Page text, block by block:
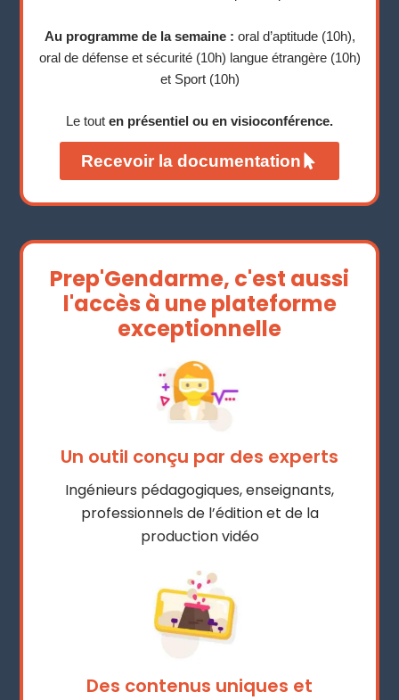
Au programme de la semaine : oral d’aptitude (10h),
oral de défense et sécurité (10h) langue étrangère (10h)
et Sport (10h)
Le tout en présentiel ou en visioconférence.
Recevoir la documentation
Prep'Gendarme, c'est aussi
l'accès à une plateforme
exceptionnelle
Un outil conçu par des experts
Ingénieurs pédagogiques, enseignants,
professionnels de l’édition et de la
production vidéo
Des contenus uniques et